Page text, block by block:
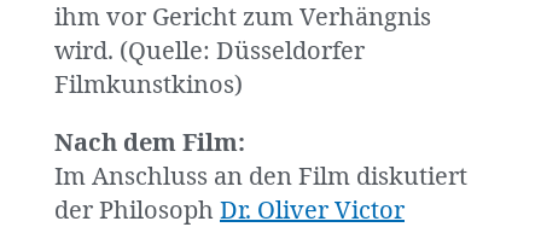
ihm vor Gericht zum Verhängnis
wird. (Quelle: Düsseldorfer
Filmkunstkinos)
Nach dem Film:
Im Anschluss an den Film diskutiert
der Philosoph Dr. Oliver Victor